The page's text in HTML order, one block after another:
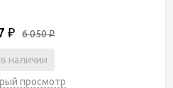
₽ 6 050₽
наличии
просмотр